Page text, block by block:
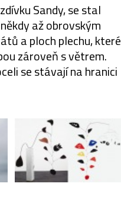
Sandy, se stal
až obrovským
a ploch plechu, které
zároveň s větrem.
se stávají na hranici